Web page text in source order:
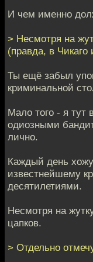
И чем именно
> Несмотря на
(правда, в Чикаго
Ты ещё забыл
криминальной
Мало того - я тут
одиозными
лично.
Каждый день хожу
известнейшему
десятилетиями.
Несмотря на
цапков.
> Отдельно